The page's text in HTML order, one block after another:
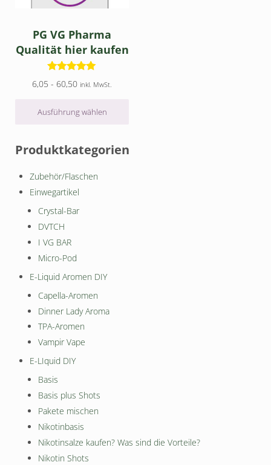
PG VG Pharma
Qualität hier kaufen
Bewertet mit
5von 5
6,05 - 60,50Preisspanne: 6,05 bis 60,50
inkl. MwSt.
Ausführung wählen
Seitenleiste
Produktkategorien
Zubehör/Flaschen
Einwegartikel
Crystal-Bar
DVTCH
I VG BAR
Micro-Pod
E-Liquid Aromen DIY
Capella-Aromen
Dinner Lady Aroma
TPA-Aromen
Vampir Vape
E-LIquid DIY
Basis
Basis plus Shots
Pakete mischen
Nikotinbasis
Nikotinsalze kaufen? Was sind die Vorteile?
Nikotin Shots